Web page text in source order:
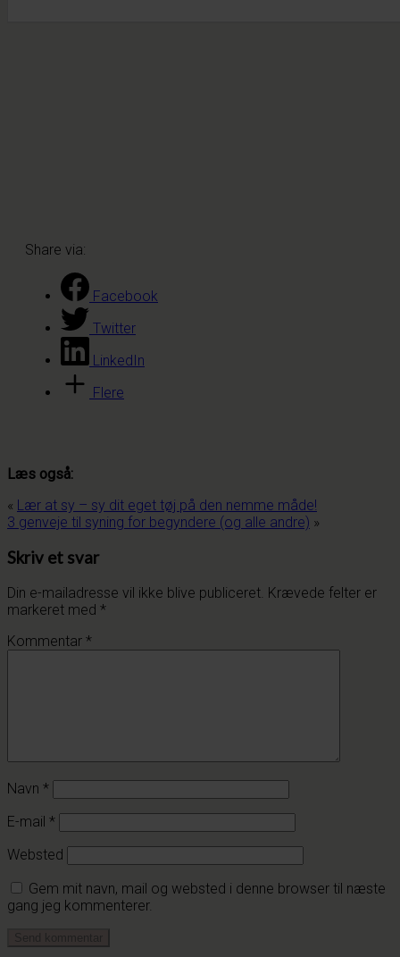
Share via:
Facebook
Twitter
LinkedIn
Flere
Læs også:
« Lær at sy – sy dit eget tøj på den nemme måde!
3 genveje til syning for begyndere (og alle andre) »
Skriv et svar
Din e-mailadresse vil ikke blive publiceret. Krævede felter er
markeret med *
Kommentar *
Navn *
E-mail *
Websted
Gem mit navn, mail og websted i denne browser til næste
gang jeg kommenterer.